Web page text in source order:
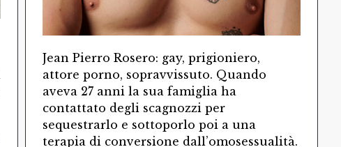
Jean Pierro Rosero: gay, prigioniero,
attore porno, sopravvissuto. Quando
aveva 27 anni la sua famiglia ha
contattato degli scagnozzi per
sequestrarlo e sottoporlo poi a una
terapia di conversione dall’omosessualità.